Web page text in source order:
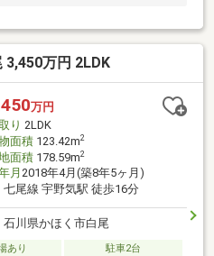
3,450万円 2LDK
万円
り 2LDK
面積123.42m2
面積178.59m2
月 2018年4月(築8年5ヶ月)
七尾線 宇野気駅 徒歩16分
石川県かほく市白尾
あり
駐車2台